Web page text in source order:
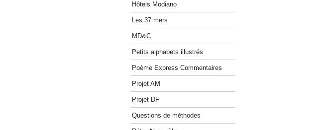
Hôtels Modiano
Les 37 mers
MD&C
Petits alphabets illustrés
Poème Express Commentaires
Projet AM
Projet DF
Questions de méthodes